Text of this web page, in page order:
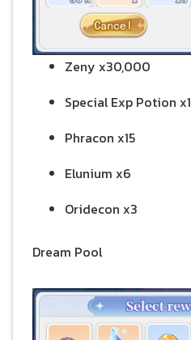
Zeny x30,000
Special Exp Potion x1
Phracon x15
Elunium x6
Oridecon x3
Dream Pool